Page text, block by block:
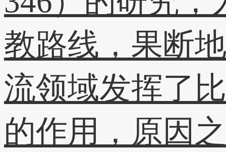
教路线，果断
流领域发挥了
的作用，原因